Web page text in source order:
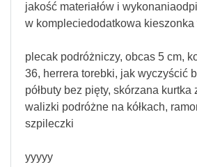
jakość materiałów i
w kompleciedodatkowa kieszonka
plecak podróżniczy, obcas 5 cm,
36, herrera torebki, jak wyczyścić
półbuty bez pięty, skórzana kurtka
walizki podróżne na kółkach,
szpileczki
yyyyy